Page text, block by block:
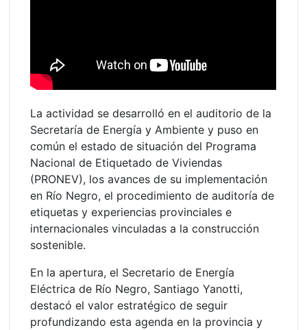
La actividad se desarrolló en el auditorio de la
Secretaría de Energía y Ambiente y puso en
común el estado de situación del Programa
Nacional de Etiquetado de Viviendas
(PRONEV), los avances de su implementación
en Río Negro, el procedimiento de auditoría de
etiquetas y experiencias provinciales e
internacionales vinculadas a la construcción
sostenible.
En la apertura, el Secretario de Energía
Eléctrica de Río Negro, Santiago Yanotti,
destacó el valor estratégico de seguir
profundizando esta agenda en la provincia y